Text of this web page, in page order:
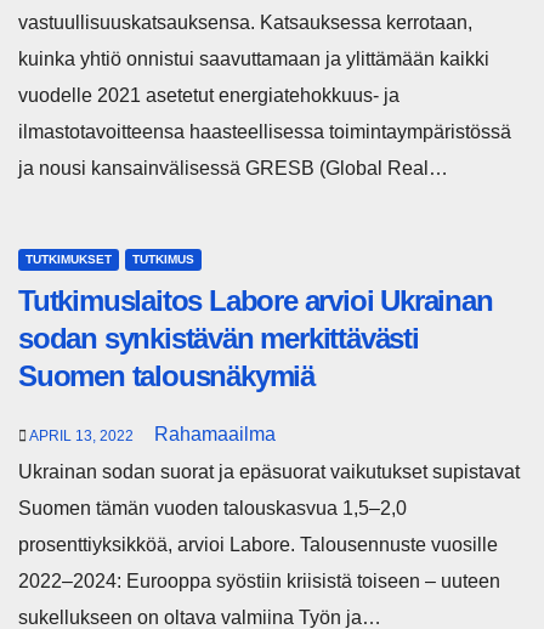
vastuullisuuskatsauksensa. Katsauksessa kerrotaan,
kuinka yhtiö onnistui saavuttamaan ja ylittämään kaikki
vuodelle 2021 asetetut energiatehokkuus- ja
ilmastotavoitteensa haasteellisessa toimintaympäristössä
ja nousi kansainvälisessä GRESB (Global Real…
TUTKIMUKSET TUTKIMUS
Tutkimuslaitos Labore arvioi Ukrainan
sodan synkistävän merkittävästi
Suomen talousnäkymiä
APRIL 13, 2022
Rahamaailma
Ukrainan sodan suorat ja epäsuorat vaikutukset supistavat
Suomen tämän vuoden talouskasvua 1,5–2,0
prosenttiyksikköä, arvioi Labore. Talousennuste vuosille
2022–2024: Eurooppa syöstiin kriisistä toiseen – uuteen
sukellukseen on oltava valmiina Työn ja…